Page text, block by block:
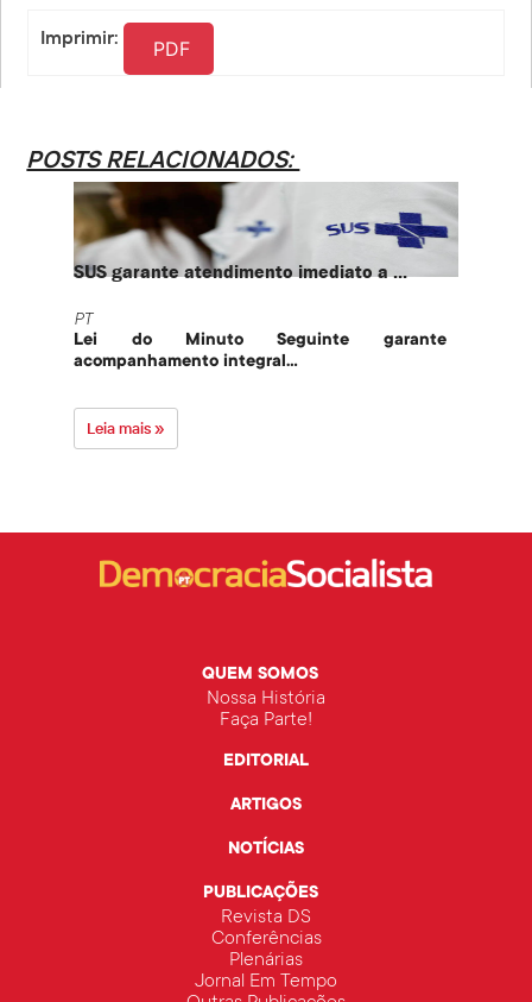
Imprimir: PDF
POSTS RELACIONADOS:
SUS garante atendimento imediato a ...
PT
Lei do Minuto Seguinte garante
acompanhamento integral...
Leia mais »
QUEM SOMOS
Nossa História
Faça Parte!
EDITORIAL
ARTIGOS
NOTÍCIAS
PUBLICAÇÕES
Revista DS
Conferências
Plenárias
Jornal Em Tempo